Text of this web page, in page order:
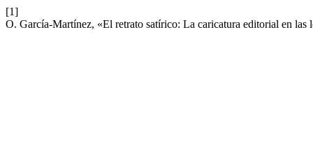
[1]
O. García-Martínez, «El retrato satírico: La caricatura editorial en las